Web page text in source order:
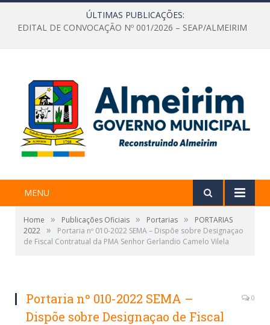
ÚLTIMAS PUBLICAÇÕES:
EDITAL DE CONVOCAÇÃO Nº 001/2026 – SEAP/ALMEIRIM
MENU
Home » Publicações Oficiais » Portarias »
PORTARIAS
2022 »
Portaria nº 010-2022 SEMA – Dispõe sobre Designaçao
de Fiscal Contratual da PMA Senhor Gerlandio Camelo Vilela
Portaria nº 010-2022 SEMA –
Dispõe sobre Designaçao de Fiscal
0